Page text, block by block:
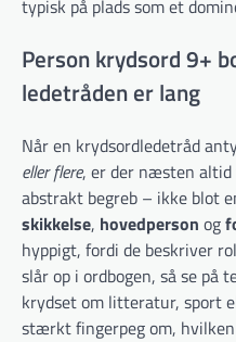
typisk på plads som et
Person krydsord 9+
ledetråden er lang
Når en krydsordledetråd
eller flere, er der næsten altid
abstrakt begreb – ikke blot
skikkelse, hovedperson og
hyppigt, fordi de beskriver
slår op i ordbogen, så se på
krydset om litteratur, sport
stærkt fingerpeg om, hvilken